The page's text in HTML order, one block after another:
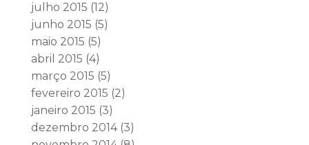
julho 2015 (12)
junho 2015 (5)
maio 2015 (5)
abril 2015 (4)
março 2015 (5)
fevereiro 2015 (2)
janeiro 2015 (3)
dezembro 2014(3)